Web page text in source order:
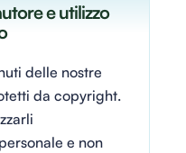
e utilizzo
delle nostre
da copyright.
e non